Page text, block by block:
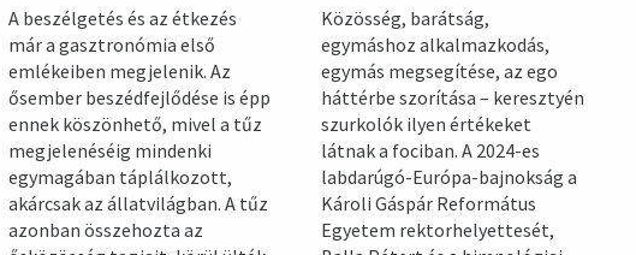
A beszélgetés és az étkezés
már a gasztronómia első
emlékeiben megjelenik. Az
ősember beszédfejlődése is épp
ennek köszönhető, mivel a tűz
megjelenéséig mindenki
egymagában táplálkozott,
akárcsak az állatvilágban. A tűz
azonban összehozta az
Közösség, barátság,
egymáshoz alkalmazkodás,
egymás megsegítése, az ego
háttérbe szorítása – keresztyén
szurkolók ilyen értékeket
látnak a fociban. A 2024-es
labdarúgó-Európa-bajnokság a
Károli Gáspár Református
Egyetem rektorhelyettesét,